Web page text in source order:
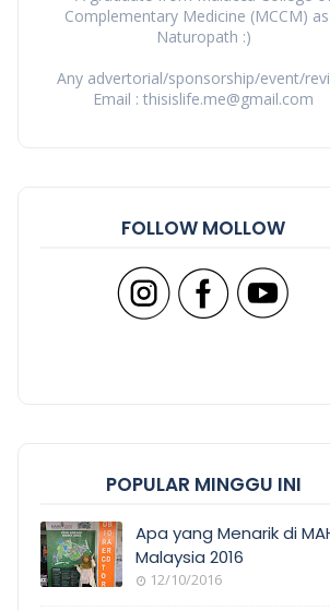
Complementary Medicine (MCCM)
Naturopath :)
Any advertorial/sponsorship/event/
Email : thisislife.me@gmail.com
FOLLOW MOLLOW
POPULAR MINGGU INI
Apa yang Menarik di
Malaysia 2016
12/10/2016